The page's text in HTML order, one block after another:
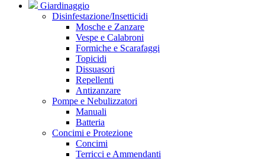
Giardinaggio
Disinfestazione/Insetticidi
Mosche e Zanzare
Vespe e Calabroni
Formiche e Scarafaggi
Topicidi
Dissuasori
Repellenti
Antizanzare
Pompe e Nebulizzatori
Manuali
Batteria
Concimi e Protezione
Concimi
Terricci e Ammendanti